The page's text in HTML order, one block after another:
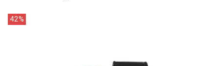
42%